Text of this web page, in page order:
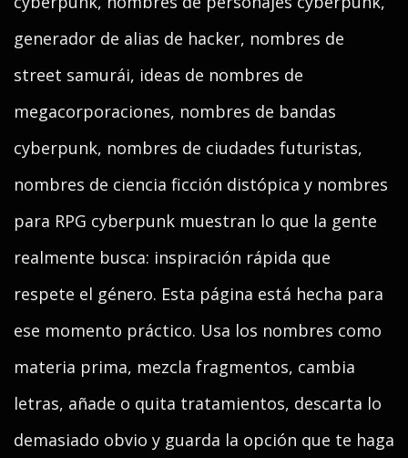
generador de alias de hacker, nombres de
street samurái, ideas de nombres de
megacorporaciones, nombres de bandas
cyberpunk, nombres de ciudades futuristas,
nombres de ciencia ficción distópica y nombres
para RPG cyberpunk muestran lo que la gente
realmente busca: inspiración rápida que
respete el género. Esta página está hecha para
ese momento práctico. Usa los nombres como
materia prima, mezcla fragmentos, cambia
letras, añade o quita tratamientos, descarta lo
demasiado obvio y guarda la opción que te haga